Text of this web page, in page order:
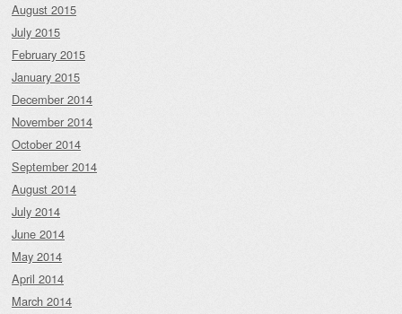
August 2015
July 2015
February 2015
January 2015
December 2014
November 2014
October 2014
September 2014
August 2014
July 2014
June 2014
May 2014
April 2014
March 2014